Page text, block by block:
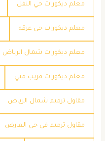
معلم ديكورات حي النفل
معلم ديكورات حي عرقه
معلم ديكورات شمال الرياض
معلم ديكورات قريب مني
مقاول ترميم شمال الرياض
مقاول ترميم في حي العارض